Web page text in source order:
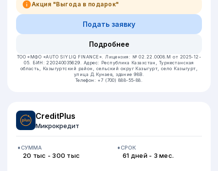
Акция "Выгода в подарок"
Подать заявку
Подробнее
ТОО «МФО «AUTO SIYLIQ FINANCE». Лицензия: № 02.22.0008.М от 2025-12-
05. БИН: 220240035629. Адрес: Республика Казахстан, Туркестанская
область, Казыгуртский район, сельский округ Казыгурт, село Казыгурт,
улица Д.Кунаев, здание 98В.
Телефон: +7 (700) 888-55-88.
CreditPlus
Микрокредит
СУММА
20 тыс - 300 тыс
СРОК
61 дней - 3 мес.